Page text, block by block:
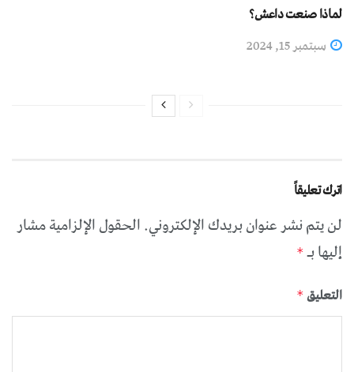
لماذا صنعت داعش؟
سبتمبر 15, 2024
اترك تعليقاً
لن يتم نشر عنوان بريدك الإلكتروني.الحقول الإلزامية مشار
إليها بـ *
التعليق *